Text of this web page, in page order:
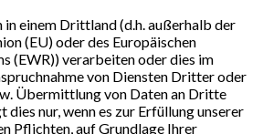
in einem Drittland (d.h. außerhalb der
(EU) oder des Europäischen
(EWR)) verarbeiten oder dies im
von Diensten Dritter oder
Übermittlung von Daten an Dritte
dies nur, wenn es zur Erfüllung unserer
Pflichten, auf Grundlage Ihrer